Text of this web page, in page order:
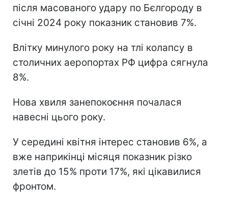
після масованого удару по Бєлгороду в
січні 2024 року показник становив 7%.
Влітку минулого року на тлі колапсу в
столичних аеропортах РФ цифра сягнула
8%.
Нова хвиля занепокоєння почалася
навесні цього року.
У середині квітня інтерес становив 6%, а
вже наприкінці місяця показник різко
злетів до 15% проти 17%, які цікавилися
фронтом.